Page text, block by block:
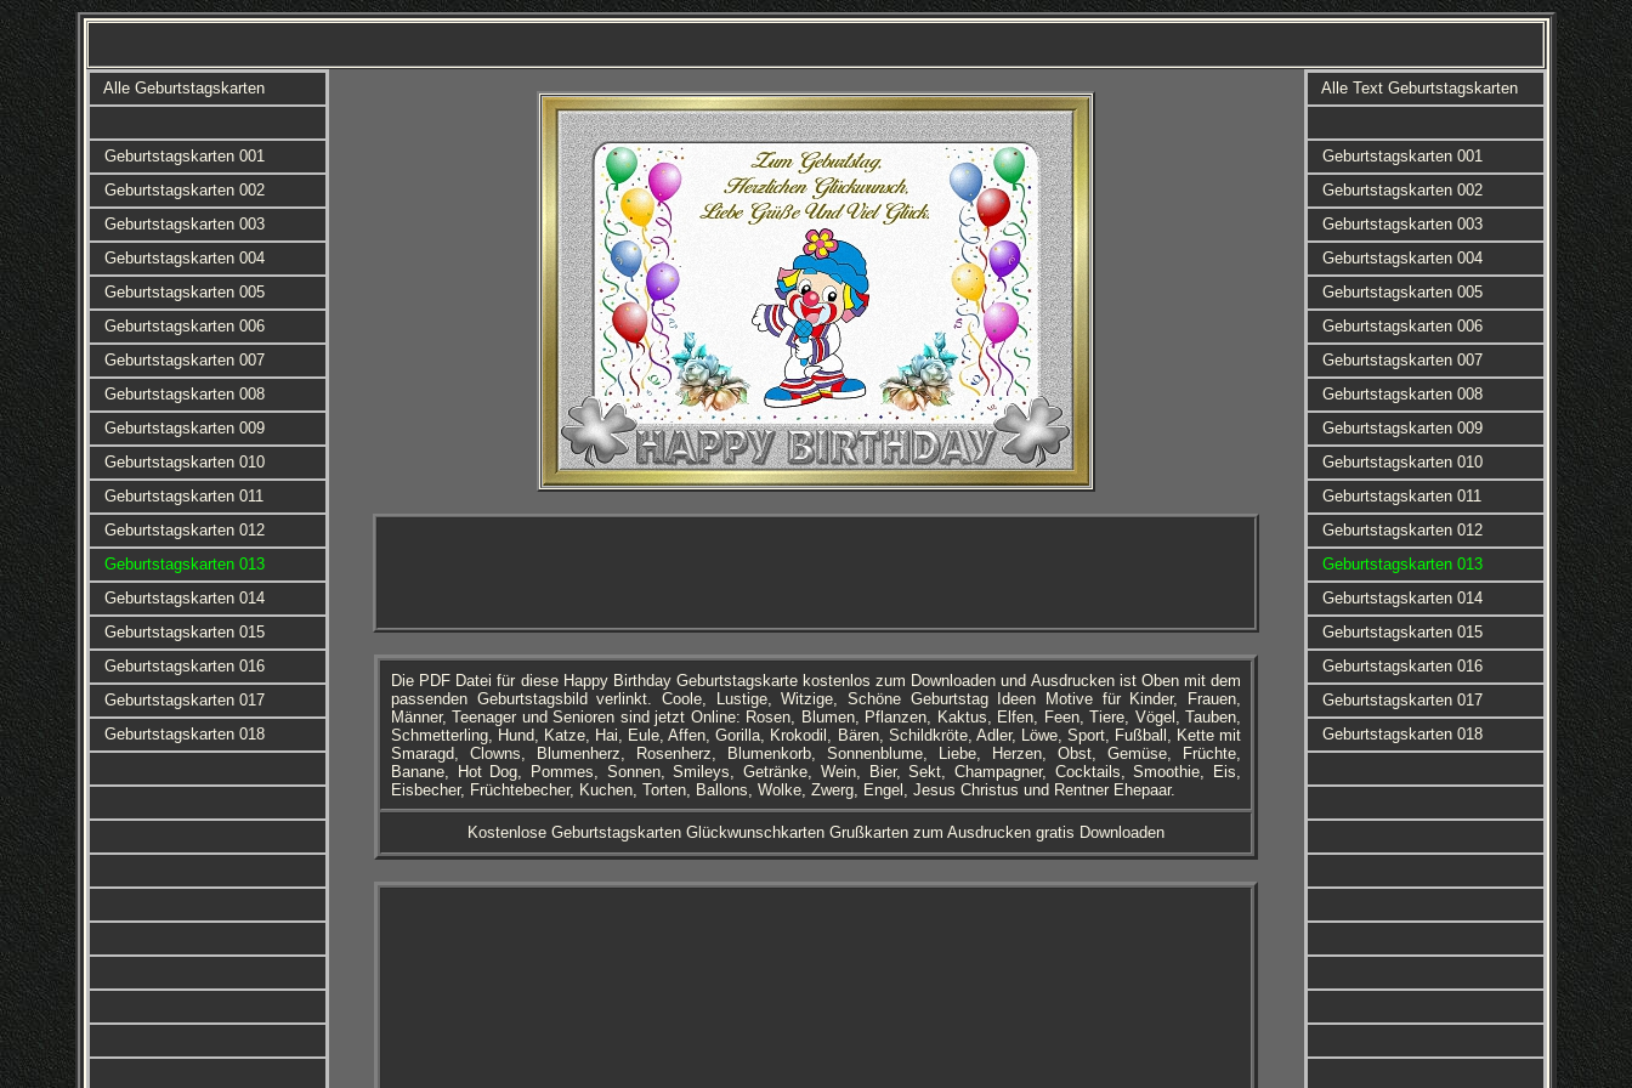
Alle Geburtstagskarten
Geburtstagskarten 001
Geburtstagskarten 002
Geburtstagskarten 003
Geburtstagskarten 004
Geburtstagskarten 005
Geburtstagskarten 006
Geburtstagskarten 007
Geburtstagskarten 008
Geburtstagskarten 009
Geburtstagskarten 010
Geburtstagskarten 011
Geburtstagskarten 012
Geburtstagskarten 013
Geburtstagskarten 014
Geburtstagskarten 015
Geburtstagskarten 016
Geburtstagskarten 017
Geburtstagskarten 018
Die PDF Datei für diese Happy Birthday Geburtstagskarte kostenlos zum Downloaden und Ausdrucken ist Oben mit dem
passenden Geburtstagsbild verlinkt. Coole, Lustige, Witzige, Schöne Geburtstag Ideen Motive für Kinder, Frauen,
Männer, Teenager und Senioren sind jetzt Online: Rosen, Blumen, Pflanzen, Kaktus, Elfen, Feen, Tiere, Vögel, Tauben,
Schmetterling, Hund, Katze, Hai, Eule, Affen, Gorilla, Krokodil, Bären, Schildkröte, Adler, Löwe, Sport, Fußball, Kette mit
Smaragd, Clowns, Blumenherz, Rosenherz, Blumenkorb, Sonnenblume, Liebe, Herzen, Obst, Gemüse, Früchte,
Banane, Hot Dog, Pommes, Sonnen, Smileys, Getränke, Wein, Bier, Sekt, Champagner, Cocktails, Smoothie, Eis,
Eisbecher, Früchtebecher, Kuchen, Torten, Ballons, Wolke, Zwerg, Engel, Jesus Christus und Rentner Ehepaar.
Kostenlose Geburtstagskarten Glückwunschkarten Grußkarten zum Ausdrucken gratis Downloaden
Alle Text Geburtstagskarten
Geburtstagskarten 001
Geburtstagskarten 002
Geburtstagskarten 003
Geburtstagskarten 004
Geburtstagskarten 005
Geburtstagskarten 006
Geburtstagskarten 007
Geburtstagskarten 008
Geburtstagskarten 009
Geburtstagskarten 010
Geburtstagskarten 011
Geburtstagskarten 012
Geburtstagskarten 013
Geburtstagskarten 014
Geburtstagskarten 015
Geburtstagskarten 016
Geburtstagskarten 017
Geburtstagskarten 018